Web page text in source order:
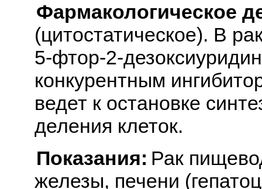
Фармакологическое
(цитостатическое). В
5-фтор-2-
конкурентным
ведет к остановке
деления клеток.
Показания: Рак
железы, печени